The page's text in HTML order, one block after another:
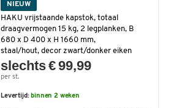
NIEUW
HAKU vrijstaande kapstok, totaal
draagvermogen 15 kg, 2 legplanken, B
680 x D 400 x H 1660 mm,
staal/hout, decor zwart/donker eiken
slechts € 99,99
per st.
Levertijd: binnen 2 weken